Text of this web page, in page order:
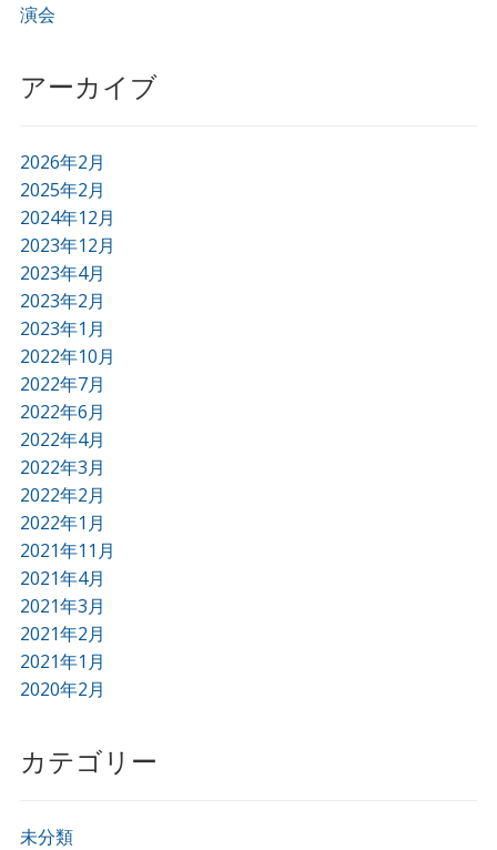
演会
アーカイブ
2026年2月
2025年2月
2024年12月
2023年12月
2023年4月
2023年2月
2023年1月
2022年10月
2022年7月
2022年6月
2022年4月
2022年3月
2022年2月
2022年1月
2021年11月
2021年4月
2021年3月
2021年2月
2021年1月
2020年2月
カテゴリー
未分類